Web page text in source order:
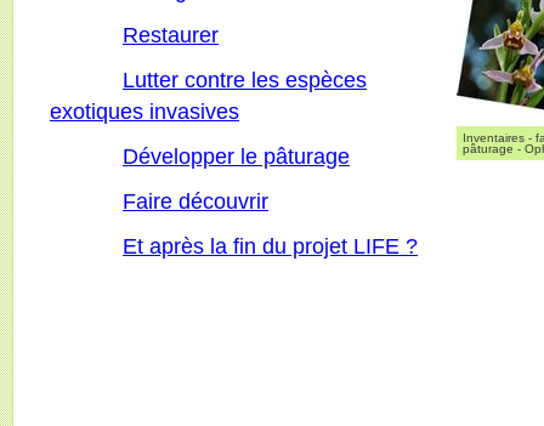
Inventaires -
pâturage -
Restaurer
Lutter contre les espèces
exotiques invasives
Développer le pâturage
Faire découvrir
Et après la fin du projet LIFE ?